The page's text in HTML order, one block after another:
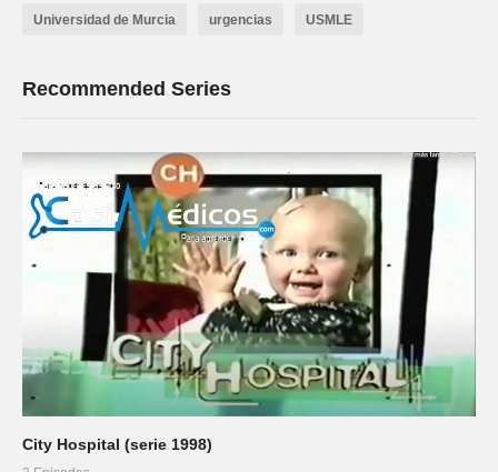
Universidad de Murcia urgencias USMLE
Recommended Series
City Hospital (serie 1998)